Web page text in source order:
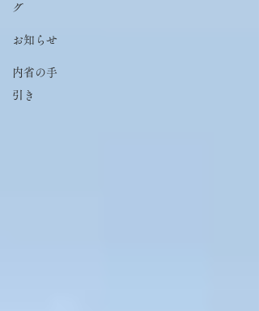
グ
お知らせ
内省の手
引き